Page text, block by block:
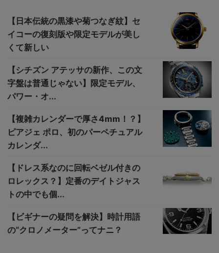
【日本伝統の黒漆や菊つなぎ紋】セ
イコーの復刻版や限定モデルが美し
くて新しい
【シチズン アテッサの新作、この文
字盤は普通じゃない】限定モデル、
パワー・オ...
【複雑カレンダーで厚さ4mm！？】
ピアジェ ポロ、初のパーペチュアル
カレンダ...
【ドレス系なのに回転ベゼル付きの
ロレックス？】定番のデイトジャス
トの中でも個...
【ビギナーの疑問を解決】時計用語
の“クロノメーター”ってナニ？